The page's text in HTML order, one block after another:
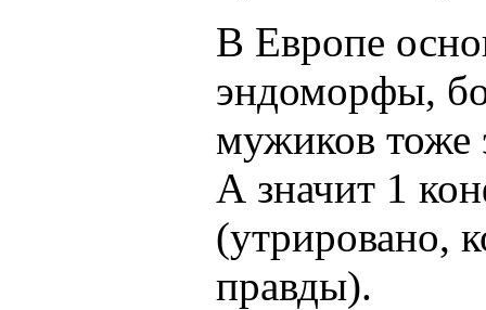
В Европе
эндоморфы,
мужиков
А значит 1
(утрировано,
правды).